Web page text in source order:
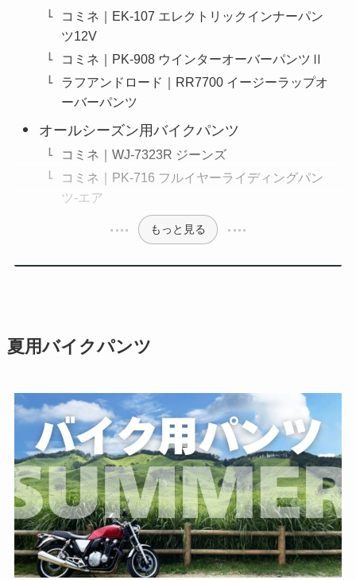
コミネ｜EK-107 エレクトリックインナーパン
ツ12V
コミネ｜PK-908 ウインターオーバーパンツⅡ
ラフアンドロード｜RR7700 イージーラップオ
ーバーパンツ
オールシーズン用バイクパンツ
コミネ｜WJ-7323R ジーンズ
コミネ｜PK-716 フルイヤーライディングパン
ツ-エア
もっと見る
夏用バイクパンツ